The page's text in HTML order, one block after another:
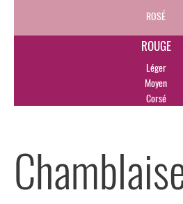
ROSÉ
ROUGE
Léger
Moyen
Corsé